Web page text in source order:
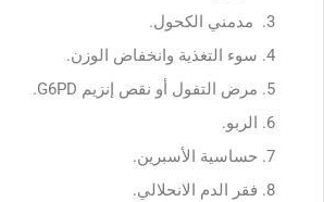
مدمني الكحول.
سوء التغذية وانخفاض الوزن.
مرض التفول أو نقص إنزيم G6PD.
الربو.
حساسية الأسبرين.
فقر الدم الانحلالي.